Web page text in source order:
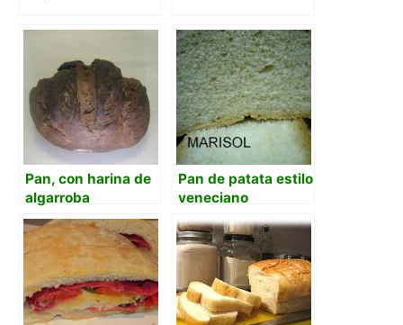
Pan, con harina de
algarroba
Pan de patata estilo
veneciano